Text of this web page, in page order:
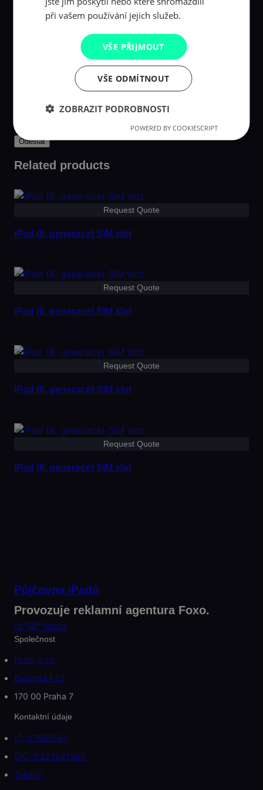
Uložit do prohlížeče jméno, e-mail a webovou
stránku pro budoucí komentáře.
Related products
Request Quote
iPad (8. generace) SIM slot
Request Quote
iPad (8. generace) SIM slot
Request Quote
iPad (8. generace) SIM slot
Request Quote
iPad (8. generace) SIM slot
Půjčovna iPadů
Provozuje reklamní agentura Foxo.
in**@**xo.cz
Společnost
Foxo, s.r.o.
Bubenská 51
170 00 Praha 7
Kontaktní údaje
IČ: 27921565
DIČ: CZ27921565
Telefon
při vašem používání jejich služeb.
VŠE PŘIJMOUT
VŠE ODMÍTNOUT
ZOBRAZIT PODROBNOSTI
POWERED BY COOKIESCRIPT